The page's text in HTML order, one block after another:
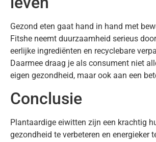
Gezond eten gaat hand in hand met
Fitshe neemt duurzaamheid serieus
eerlijke ingrediënten en recyclebare
Daarmee draag je als consument niet
eigen gezondheid, maar ook aan een
Conclusie
Plantaardige eiwitten zijn een krachtig
gezondheid te verbeteren en energieker